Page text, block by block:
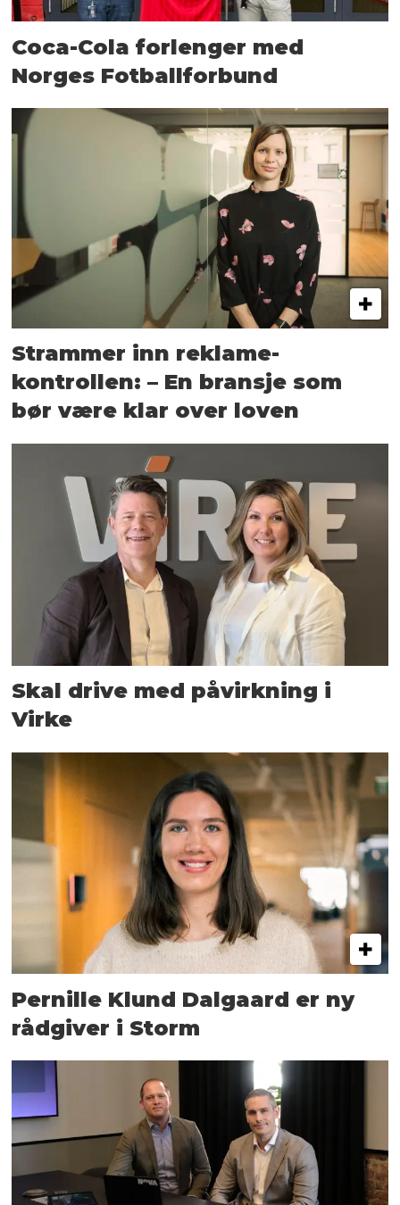
Coca-Cola forlenger med
Norges Fotballforbund
Strammer inn reklame-
kontrollen: – En bransje som
bør være klar over loven
Skal drive med påvirkning i
Virke
Pernille Klund Dalgaard er ny
rådgiver i Storm